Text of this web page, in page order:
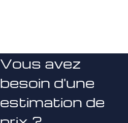
Vous avez
besoin d'une
estimation de